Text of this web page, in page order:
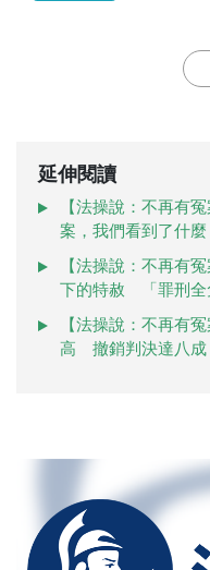
延伸閱讀
【法操說：不再有
案，我們看到了什麼
【法操說：不再有
下的特赦 「罪刑全
【法操說：不再有
高 撤銷判決達八成